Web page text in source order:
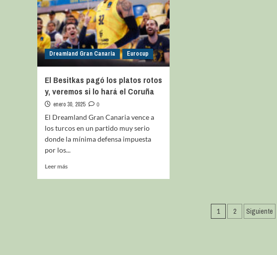
Dreamland Gran Canaria Eurocup
El Besitkas pagó los platos rotos
y, veremos si lo hará el Coruña
enero 30, 2025
0
El Dreamland Gran Canaria vence a
los turcos en un partido muy serio
donde la mínima defensa impuesta
por los...
Leer más
1 2 Siguiente